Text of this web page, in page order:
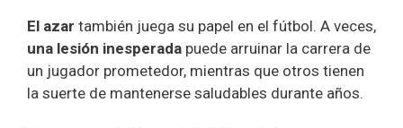
El azar también juega su papel en el fútbol. A veces,
una lesión inesperada puede arruinar la carrera de
un jugador prometedor, mientras que otros tienen
la suerte de mantenerse saludables durante años.